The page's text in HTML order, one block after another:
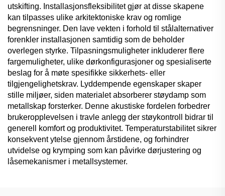
utskifting. Installasjonsfleksibilitet gjør at disse skapene
kan tilpasses ulike arkitektoniske krav og romlige
begrensninger. Den lave vekten i forhold til stålalternativer
forenkler installasjonen samtidig som de beholder
overlegen styrke. Tilpasningsmuligheter inkluderer flere
fargemuligheter, ulike dørkonfigurasjoner og spesialiserte
beslag for å møte spesifikke sikkerhets- eller
tilgjengelighetskrav. Lyddempende egenskaper skaper
stille miljøer, siden materialet absorberer støydamp som
metallskap forsterker. Denne akustiske fordelen forbedrer
brukeropplevelsen i travle anlegg der støykontroll bidrar til
generell komfort og produktivitet. Temperaturstabilitet sikrer
konsekvent ytelse gjennom årstidene, og forhindrer
utvidelse og krymping som kan påvirke dørjustering og
låsemekanismer i metallsystemer.